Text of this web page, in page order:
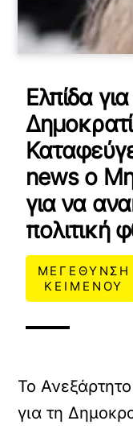
Ελπίδα
news ο
για να
πολιτική
ΜΕΓΕΘΥΝΣΗ
ΚΕΙΜΕΝΟΥ
Το
για τη